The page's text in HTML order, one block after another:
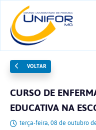
VOLTAR
CURSO DE
EDUCATIVA NA
terça-feira, 08 de outubro